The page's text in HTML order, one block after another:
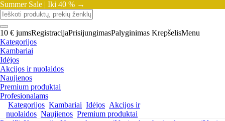
Summer Sale | Iki 40 % →
10 € jumsRegistracijaPrisijungimasPalyginimas KrepšelisMenu
Kategorijos
Kambariai
Idėjos
Akcijos ir nuolaidos
Naujienos
Premium produktai
Profesionalams
Kategorijos Kambariai Idėjos Akcijos ir
nuolaidos Naujienos Premium produktai